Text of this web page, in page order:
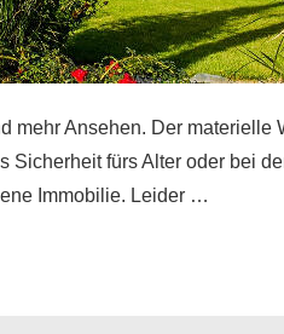
mehr Ansehen. Der materielle
Sicherheit fürs Alter oder bei
Immobilie. Leider …